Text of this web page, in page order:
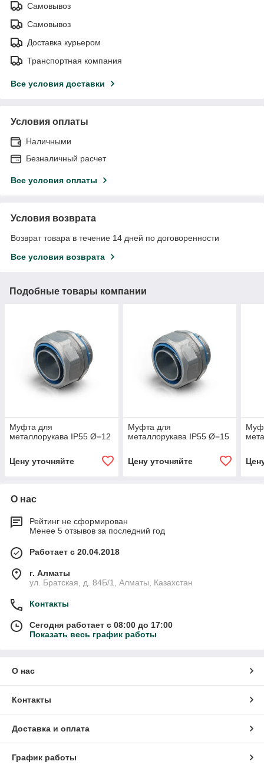
Самовывоз
Самовывоз
Доставка курьером
Транспортная компания
Все условия доставки
Условия оплаты
Наличными
Безналичный расчет
Все условия оплаты
Условия возврата
Возврат товара в течение 14 дней по договоренности
Все условия возврата
Подобные товары компании
Муфта для
металлорукава IP55 Ø=12
Цену уточняйте
Муфта для
металлорукава IP55 Ø=15
Цену уточняйте
О нас
Рейтинг не сформирован
Менее 5 отзывов за последний год
Работает с 20.04.2018
г. Алматы
ул. Братская, д. 84Б/1, Алматы, Казахстан
Контакты
Сегодня работает с 08:00 до 17:00
Показать весь график работы
О нас
Контакты
Доставка и оплата
График работы